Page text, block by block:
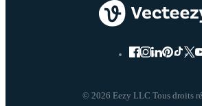
© 2026 Eezy LLC Tous droits